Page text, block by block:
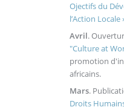
Ojectifs du
l’Action Locale
Avril.
"Culture at
promotion
africains.
Mars.
Droits